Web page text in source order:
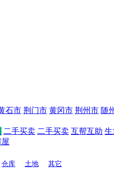
石市 荆门市 黄冈市 荆州市 随
二手买卖 二手买卖 互帮互助 生
仓库 土地 其它